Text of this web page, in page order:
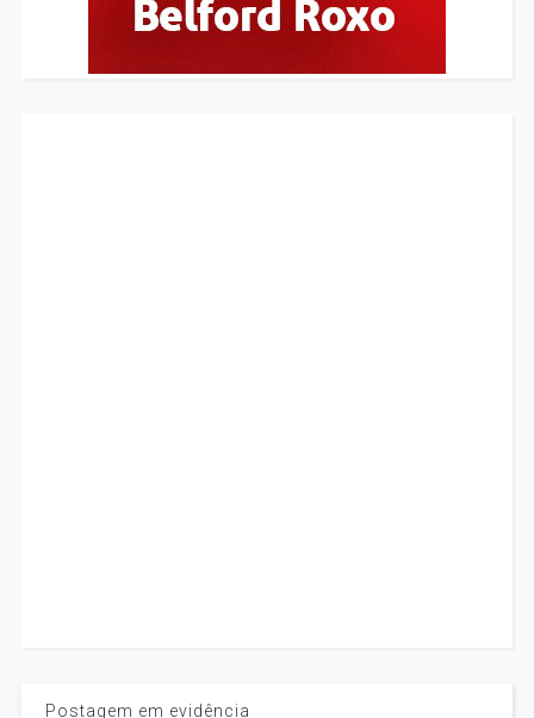
Postagem em evidência